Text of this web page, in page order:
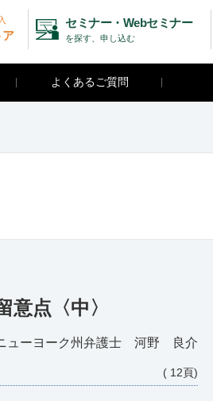
ア
セミナー・Webセミナー
を探す、申し込む
よくあるご質問
点〈中〉
ューヨーク州弁護士 河野 良介
( 12頁)